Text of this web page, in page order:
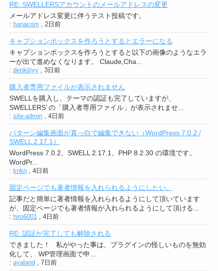
RE: SWELLERSアカウントのメールアドレスの変更
メールアドレス変更に伴うテスト投稿です。
: hanacom , 2日前
キャプションボックスを作ろうとするとエラーになる
キャプションボックスを作ろうとすると以下の画像のようなエラ
ーが出て進めなくなります。 Claude,Cha...
: denkitiyy, 3日前
購入者専用ファイルが表示されません
SWELLを購入し、テーマの認証も完了していますが、
SWELLERS’ の「購入者専用ファイル」が表示されませ...
: site-admin, 4日前
パターン編集画面が真っ白で編集できない（WordPress 7.0.2 /
SWELL 2.17.1）
WordPress 7.0.2、SWELL 2.17.1、PHP 8.2.30 の環境です。
WordPr...
: knkn, 4日前
固定ページでも著者情報を入れられるようにしたい。
記事だと簡単に著者情報を入れられるようにして頂いています
が、固定ページでも著者情報が入れられるようにして頂ける...
: hiro6001, 4日前
RE: 認証が完了しても解除される
できました！ 私がやった事は、プラグインの怪しいものを無効
化して、 WP管理画面で申...
: ayaland , 7日前